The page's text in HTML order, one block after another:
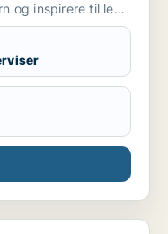
og inspirere til leg
i samarbejde
børnene ..og
opgaver har jeg